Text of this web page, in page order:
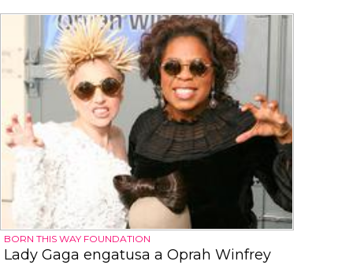
BORN THIS WAY FOUNDATION
Lady Gaga engatusa a Oprah Winfrey